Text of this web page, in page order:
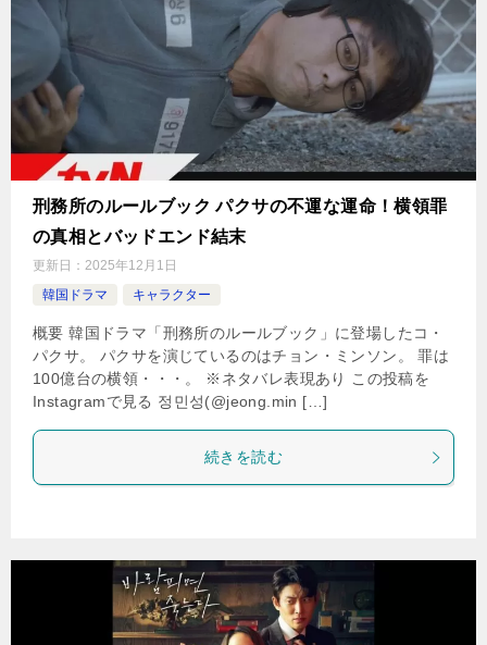
刑務所のルールブック パクサの不運な運命！横領罪
の真相とバッドエンド結末
更新日： 2025年12月1日
韓国ドラマ
キャラクター
概要 韓国ドラマ「刑務所のルールブック」に登場したコ・
パクサ。 パクサを演じているのはチョン・ミンソン。 罪は
100億台の横領・・・。 ※ネタバレ表現あり この投稿を
Instagramで見る 정민성(@jeong.min […]
続きを読む